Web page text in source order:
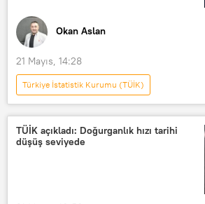
Okan Aslan
21 Mayıs, 14:28
Türkiye İstatistik Kurumu (TÜİK)
OKAN ASLAN İLE GÜN ORTASI
Radyo Sputnik
Radyo
RADYO
TÜİK açıkladı: Doğurganlık hızı tarihi
düşüş seviyede